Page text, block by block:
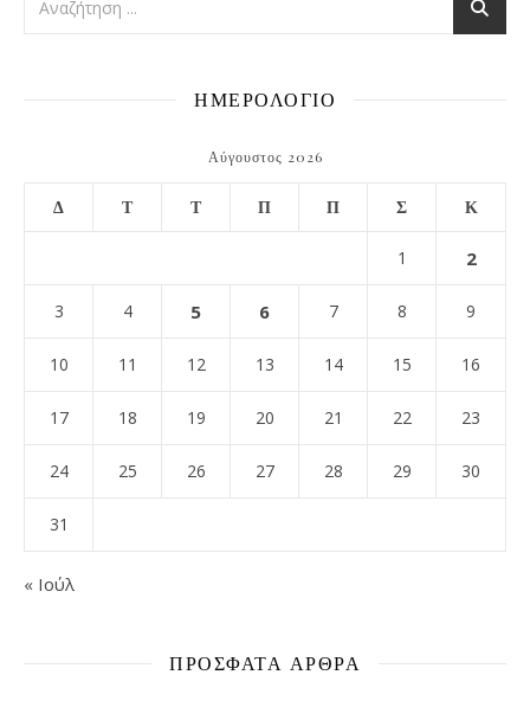
ΗΜΕΡΟΛΟΓΙΟ
Αύγουστος 2026
Δ Τ Τ Π Π Σ Κ
1 2
3 4 5 6 7 8 9
10 11 12 13 14 15 16
17 18 19 20 21 22 23
24 25 26 27 28 29 30
31
« Ιούλ
ΠΡΌΣΦΑΤΑ ΆΡΘΡΑ